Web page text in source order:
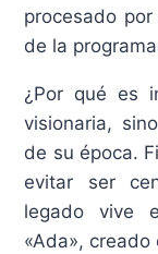
procesado
de la
¿Por qué es
visionaria,
de su época.
evitar ser
legado vive
«Ada», creado